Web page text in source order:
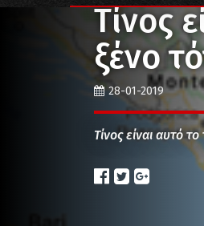
Τίνος
ξένο
28-01-2019
Τίνος είναι αυτό